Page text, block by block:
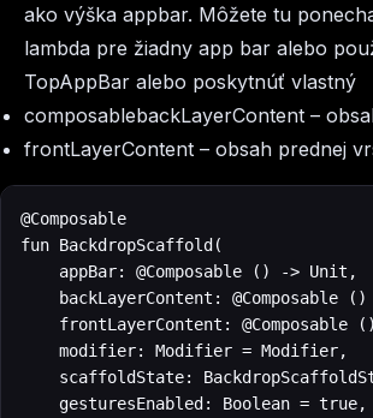
ako výška appbar. Môžete tu
lambda pre žiadny app bar alebo
TopAppBar alebo poskytnúť vlastný
composablebackLayerContent –
frontLayerContent – obsah prednej
@Composable
fun BackdropScaffold(
    appBar: @Composable () -> Unit,
backLayerContent: @Composable ()
frontLayerContent: @Composable
    modifier: Modifier = Modifier,
scaffoldState:
    gesturesEnabled: Boolean = true,